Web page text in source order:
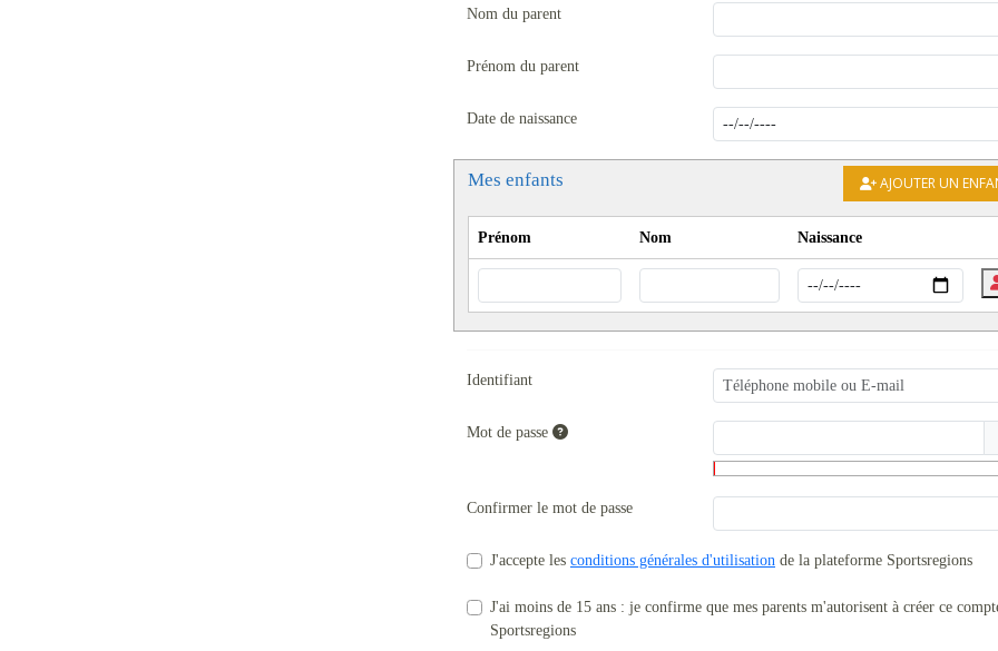
Nom du parent
Prénom du parent
Date de naissance
Mes enfants AJOUTER UN
Prénom Nom Naissance
Identifiant
Mot de passe
Confirmer le mot de passe
J'accepte les conditions générales d'utilisation de la plateforme Sportsregions
J'ai moins de 15 ans : je confirme que mes parents m'autorisent à créer ce
Sportsregions